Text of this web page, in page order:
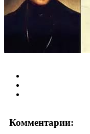
Комментарии: